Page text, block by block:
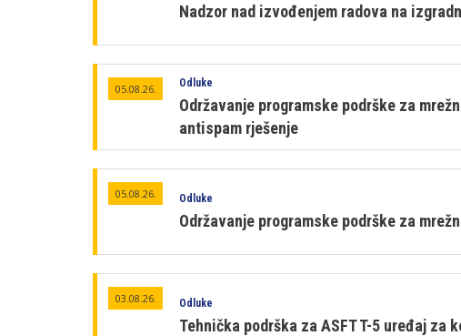
Nadzor nad izvođenjem radova na
05.08.26. Odluke
Održavanje programske podrške za
antispam rješenje
05.08.26. Odluke
Održavanje programske podrške za
03.08.26. Odluke
Tehnička podrška za ASFT T-5 uređaj